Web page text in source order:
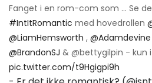
Fanget i en rom-com som ... Se
#IntItRomantic med hovedrollen
@LiamHemsworth , @Adamdevine
@BrandonSJ & @bettygilpin - kun
pic.twitter.com/t9Hgigpi9h